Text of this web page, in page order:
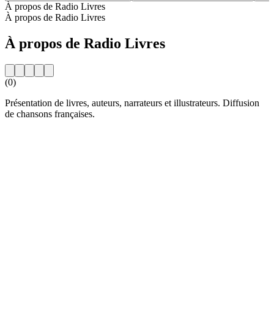
À propos de Radio Livres
À propos de Radio Livres
À propos de Radio Livres
(0)
Présentation de livres, auteurs, narrateurs et illustrateurs. Diffusion
de chansons françaises.